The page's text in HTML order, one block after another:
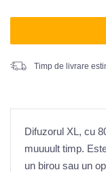
Timp de livrare
Difuzorul XL, cu
muuuult timp.
un birou sau un